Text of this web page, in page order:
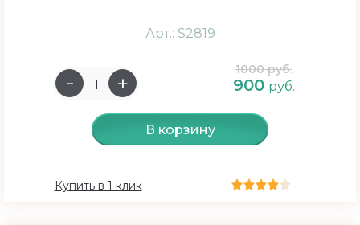
Арт.: S2819
1000 руб.
900 руб.
В корзину
Купить в 1 клик